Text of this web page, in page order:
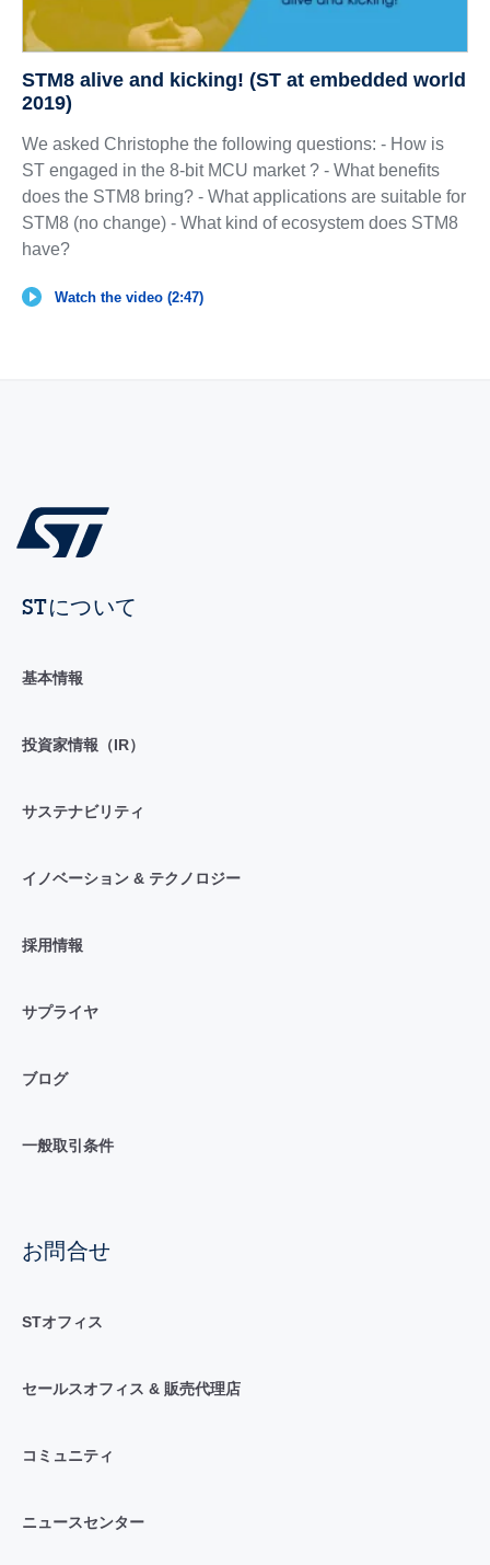
STM8 alive and kicking! (ST at embedded world
2019)
We asked Christophe the following questions: - How is
ST engaged in the 8-bit MCU market ? - What benefits
does the STM8 bring? - What applications are suitable for
STM8 (no change) - What kind of ecosystem does STM8
have?
Watch the video (2:47)
STについて
基本情報
投資家情報（IR）
サステナビリティ
イノベーション & テクノロジー
採用情報
サプライヤ
ブログ
一般取引条件
お問合せ
STオフィス
セールスオフィス & 販売代理店
コミュニティ
ニュースセンター